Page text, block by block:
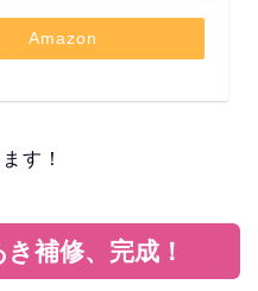
Amazon
す！
補修、完成！